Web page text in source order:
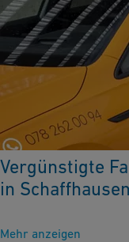
Vergünstigte
in Schaffhausen
Mehr anzeigen